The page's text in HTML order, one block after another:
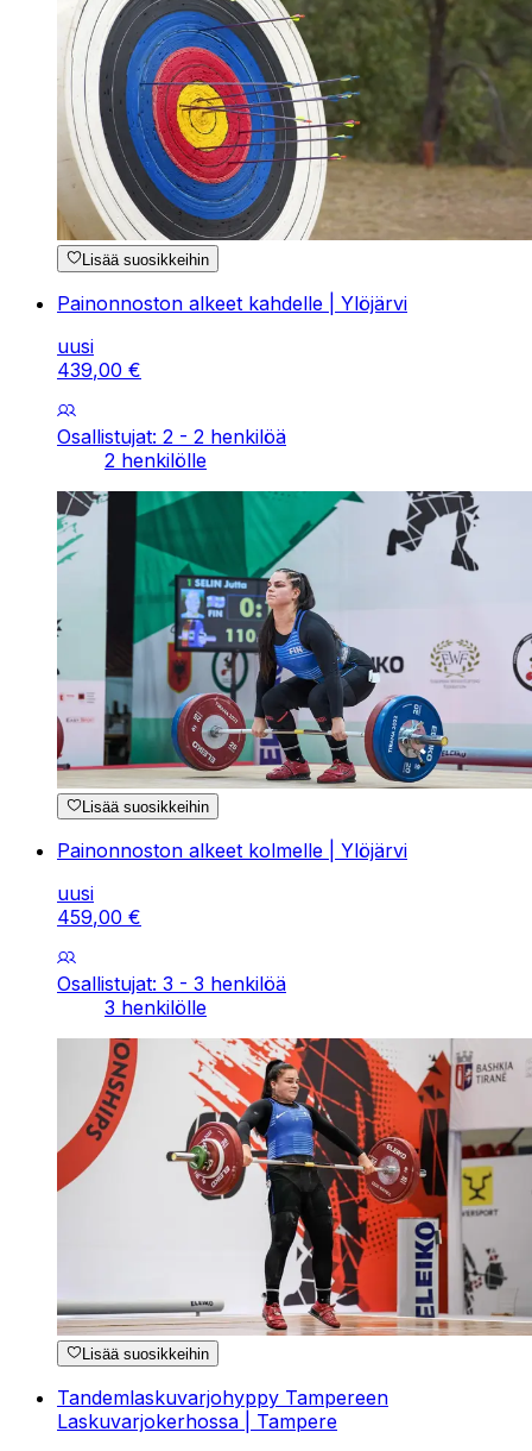
Lisää suosikkeihin
Painonnoston alkeet kahdelle | Ylöjärvi
uusi
439,00 €
Osallistujat: 2 - 2 henkilöä
2 henkilölle
Lisää suosikkeihin
Painonnoston alkeet kolmelle | Ylöjärvi
uusi
459,00 €
Osallistujat: 3 - 3 henkilöä
3 henkilölle
Lisää suosikkeihin
Tandemlaskuvarjohyppy Tampereen
Laskuvarjokerhossa | Tampere